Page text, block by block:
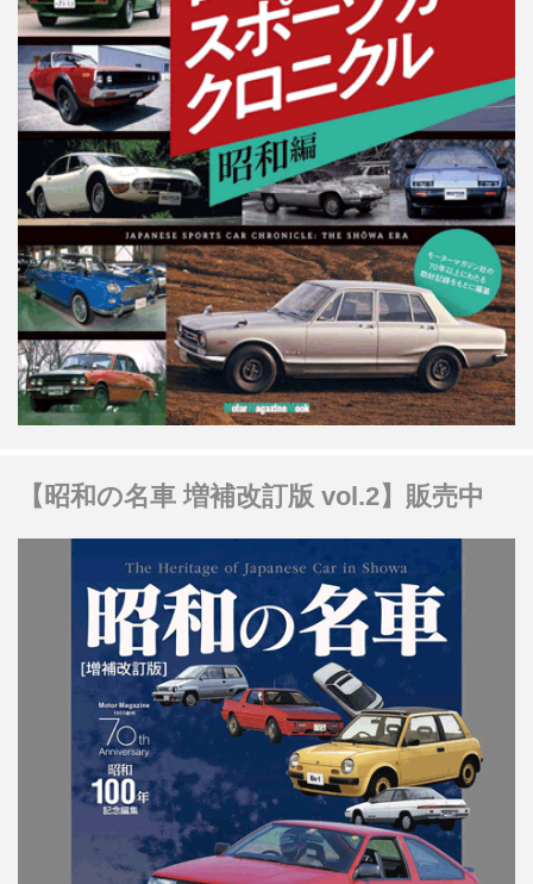
【昭和の名車 増補改訂版 vol.2】販売中